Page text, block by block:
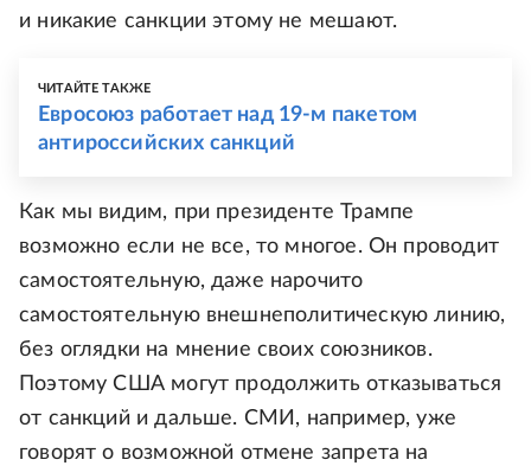
и никакие санкции этому не мешают.
ЧИТАЙТЕ ТАКЖЕ
Евросоюз работает над 19-м пакетом
антироссийских санкций
Как мы видим, при президенте Трампе
возможно если не все, то многое. Он проводит
самостоятельную, даже нарочито
самостоятельную внешнеполитическую линию,
без оглядки на мнение своих союзников.
Поэтому США могут продолжить отказываться
от санкций и дальше. СМИ, например, уже
говорят о возможной отмене запрета на